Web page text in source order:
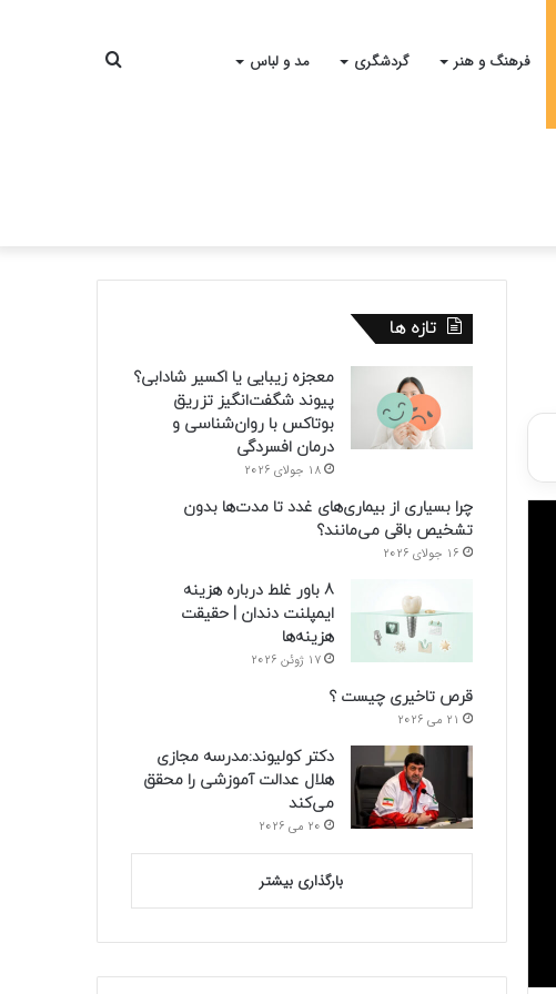
فرهنگ و هنر گردشگری مد و لباس جستجو
تازه ها
معجزه زیبایی یا اکسیر شادابی؟
پیوند شگفت‌انگیز تزریق
بوتاکس با روان‌شناسی و
درمان افسردگی
18 جولای 2026
چرا بسیاری از بیماری‌های غدد تا مدت‌ها بدون
تشخیص باقی می‌مانند؟
16 جولای 2026
8 باور غلط درباره هزینه
ایمپلنت دندان | حقیقت
هزینه‌ها
17 ژوئن 2026
قرص تاخیری چیست ؟
21 می 2026
دکتر کولیوند:مدرسه مجازی
هلال عدالت آموزشی را محقق
می‌کند
20 می 2026
بارگذاری بیشتر